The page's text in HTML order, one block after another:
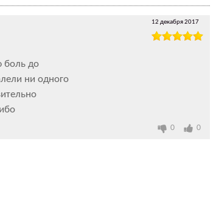
боль до
ни одного
12 декабря 2017
0 0